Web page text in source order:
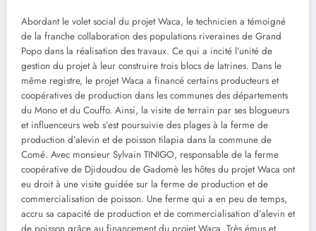
Abordant le volet social du projet Waca, le technicien a témoigné
de la franche collaboration des populations riveraines de Grand
Popo dans la réalisation des travaux. Ce qui a incité l’unité de
gestion du projet à leur construire trois blocs de latrines. Dans le
même registre, le projet Waca a financé certains producteurs et
coopératives de production dans les communes des départements
du Mono et du Couffo. Ainsi, la visite de terrain par ses blogueurs
et influenceurs web s’est poursuivie des plages à la ferme de
production d’alevin et de poisson tilapia dans la commune de
Comé. Avec monsieur Sylvain TINIGO, responsable de la ferme
coopérative de Djidoudou de Gadomè les hôtes du projet Waca ont
eu droit à une visite guidée sur la ferme de production et de
commercialisation de poisson. Une ferme qui a en peu de temps,
accru sa capacité de production et de commercialisation d’alevin et